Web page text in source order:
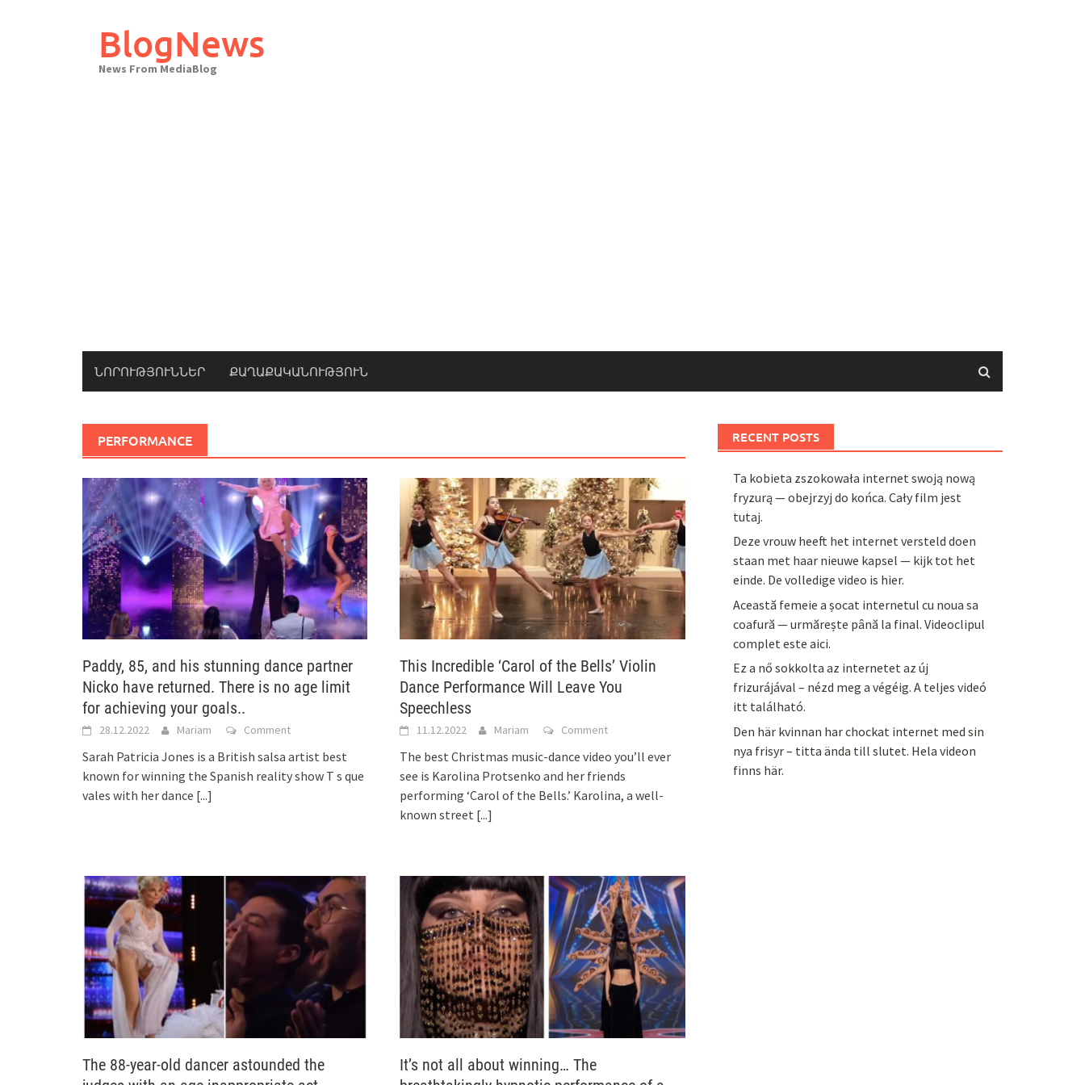
BlogNews
News From MediaBlog
ՆՈՐՈՒԹՅՈՒՆՆԵՐ ՔԱՂԱՔԱԿԱՆՈՒԹՅՈՒՆ
PERFORMANCE
Paddy, 85, and his stunning dance partner
Nicko have returned. There is no age limit
for achieving your goals..
28.12.2022 Mariam Comment
Sarah Patricia Jones is a British salsa artist best
known for winning the Spanish reality show T s que
vales with her dance [...]
This Incredible ‘Carol of the Bells’ Violin
Dance Performance Will Leave You
Speechless
11.12.2022 Mariam Comment
The best Christmas music-dance video you’ll ever
see is Karolina Protsenko and her friends
performing ‘Carol of the Bells.’ Karolina, a well-
known street [...]
The 88-year-old dancer astounded the
It’s not all about winning… The
RECENT POSTS
Ta kobieta zszokowała internet swoją nową
fryzurą — obejrzyj do końca. Cały film jest
tutaj.
Deze vrouw heeft het internet versteld doen
staan met haar nieuwe kapsel — kijk tot het
einde. De volledige video is hier.
Această femeie a șocat internetul cu noua sa
coafură — urmărește până la final. Videoclipul
complet este aici.
Ez a nő sokkolta az internetet az új
frizurájával – nézd meg a végéig. A teljes videó
itt található.
Den här kvinnan har chockat internet med sin
nya frisyr – titta ända till slutet. Hela videon
finns här.